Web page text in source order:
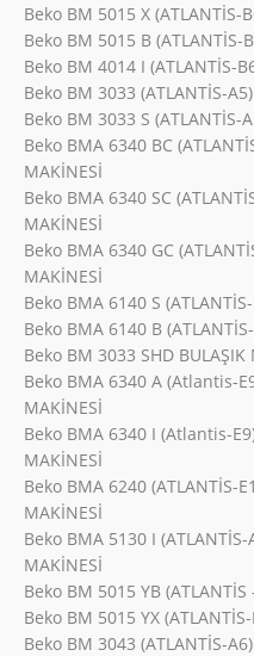
Beko BM 5015 X (ATLANTİS-
Beko BM 5015 B (ATLANTİS-
Beko BM 4014 I (ATLANTİS-
Beko BM 3033 (ATLANTİS-
Beko BM 3033 S (ATLANTİS-
Beko BMA 6340 BC
MAKİNESİ
Beko BMA 6340 SC
MAKİNESİ
Beko BMA 6340 GC
MAKİNESİ
Beko BMA 6140 S
Beko BMA 6140 B
Beko BM 3033 SHD BULAŞIK
Beko BMA 6340 A (Atlantis-
MAKİNESİ
Beko BMA 6340 I (Atlantis-
MAKİNESİ
Beko BMA 6240 (ATLANTİS-
MAKİNESİ
Beko BMA 5130 I (ATLANTİS-
MAKİNESİ
Beko BM 5015 YB
Beko BM 5015 YX
Beko BM 3043 (ATLANTİS-